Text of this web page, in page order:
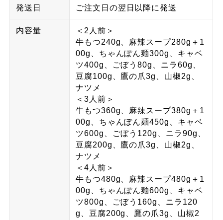
発送日 ご注文日の翌日以降に発送
内容量
＜2人前＞
牛もつ240g、麻辣スープ280g＋1
00g、ちゃんぽん麺300g、キャベ
ツ400g、ごぼう80g、ニラ60g、
豆腐100g、鷹の爪3g、山椒2g、
ナツメ
＜3人前＞
牛もつ360g、麻辣スープ380g＋1
00g、ちゃんぽん麺450g、キャベ
ツ600g、ごぼう120g、ニラ90g、
豆腐200g、鷹の爪3g、山椒2g、
ナツメ
＜4人前＞
牛もつ480g、麻辣スープ480g＋1
00g、ちゃんぽん麺600g、キャベ
ツ800g、ごぼう160g、ニラ120
g、豆腐200g、鷹の爪3g、山椒2